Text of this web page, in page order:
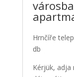
Hrnčíře
db
Kérjük, adja